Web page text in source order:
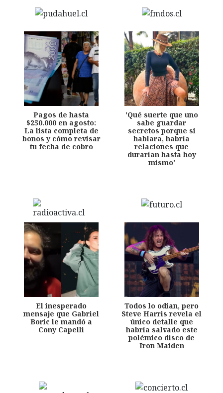
Pagos de hasta
$250.000 en agosto:
La lista completa de
bonos y cómo revisar
tu fecha de cobro
'Qué suerte que uno
sabe guardar
secretos porque si
hablara, habría
relaciones que
durarían hasta hoy
mismo'
El inesperado
mensaje que Gabriel
Boric le mandó a
Cony Capelli
Todos lo odian, pero
Steve Harris revela el
único detalle que
habría salvado este
polémico disco de
Iron Maiden